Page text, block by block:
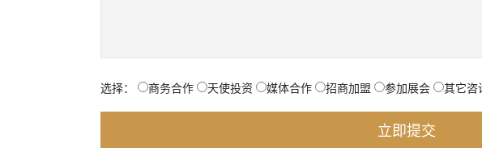
选择： 商务合作 天使投资 媒体合作 招商加盟 参加展会 其它咨